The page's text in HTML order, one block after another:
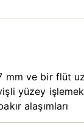
ve bir flüt
yüzey
alaşımları